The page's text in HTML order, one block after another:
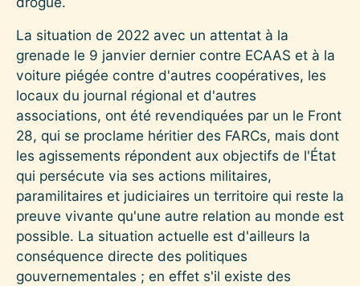
La situation de 2022 avec un attentat à la
grenade le 9 janvier dernier contre ECAAS et à la
voiture piégée contre d'autres coopératives, les
locaux du journal régional et d'autres
associations, ont été revendiquées par un le Front
28, qui se proclame héritier des FARCs, mais dont
les agissements répondent aux objectifs de l'État
qui persécute via ses actions militaires,
paramilitaires et judiciaires un territoire qui reste la
preuve vivante qu'une autre relation au monde est
possible. La situation actuelle est d'ailleurs la
conséquence directe des politiques
gouvernementales ; en effet s'il existe des